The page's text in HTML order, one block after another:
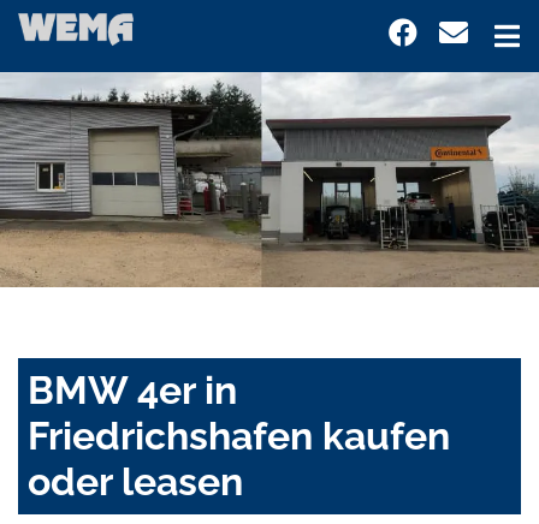
BMW 4er in
Friedrichshafen kaufen
oder leasen